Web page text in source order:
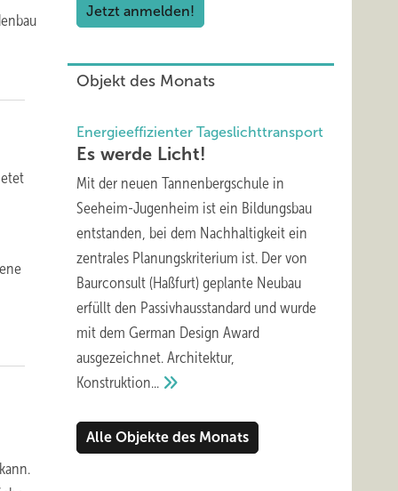
Jetzt anmelden!
Objekt des Monats
Energieeffizienter Tageslichttransport
Es werde Licht!
Mit der neuen Tannenbergschule in
Seeheim-Jugenheim ist ein Bildungsbau
entstanden, bei dem Nachhaltigkeit ein
zentrales Planungskriterium ist. Der von
Baurconsult (Haßfurt) geplante Neubau
erfüllt den Passivhausstandard und wurde
mit dem German Design Award
ausgezeichnet. Architektur,
Konstruktion...
Alle Objekte des Monats